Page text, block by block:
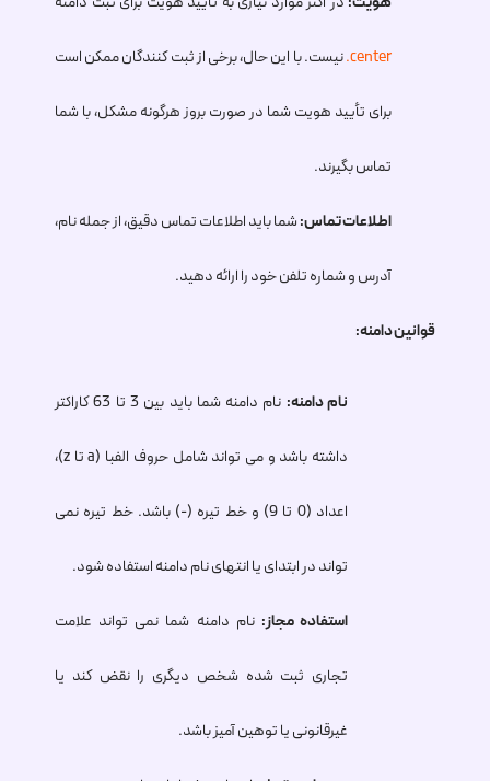
.centerنیست. با این حال، برخی از ثبت کنندگان ممکن است
برای تأیید هویت شما در صورت بروز هرگونه مشکل، با شما
تماس بگیرند.
اطلاعات تماس:شما باید اطلاعات تماس دقیق، از جمله نام،
آدرس و شماره تلفن خود را ارائه دهید.
قوانین دامنه:
نام دامنه: نام دامنه شما باید بین 3 تا 63 کاراکتر
داشته باشد و می تواند شامل حروف الفبا (a تا z)،
اعداد (0 تا 9) و خط تیره (-) باشد. خط تیره نمی
تواند در ابتدای یا انتهای نام دامنه استفاده شود.
استفاده مجاز: نام دامنه شما نمی تواند علامت
تجاری ثبت شده شخص دیگری را نقض کند یا
غیرقانونی یا توهین آمیز باشد.